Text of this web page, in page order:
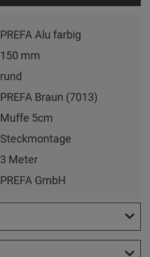
PREFA Alu farbig
150 mm
rund
PREFA Braun (7013)
Muffe 5cm
Steckmontage
3 Meter
PREFA GmbH